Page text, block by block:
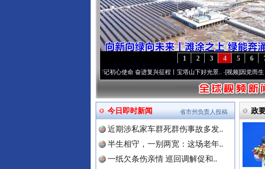
6
5
4
3
2
1
牢记初心使命 奋进复兴征程丨宝塔山下好光景.. ·[视频]因党而生 为党而战——百
今日即时新闻
近期涉私家车群死群伤事故多发..
半生相守，一别两宽：这场老年..
一纸欠条伤亲情 巡回调解促和..
省市州负责人投稿 政